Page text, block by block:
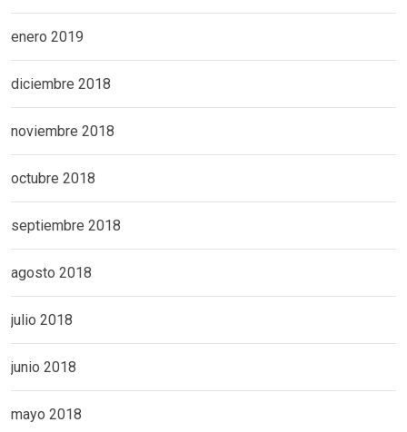
enero 2019
diciembre 2018
noviembre 2018
octubre 2018
septiembre 2018
agosto 2018
julio 2018
junio 2018
mayo 2018